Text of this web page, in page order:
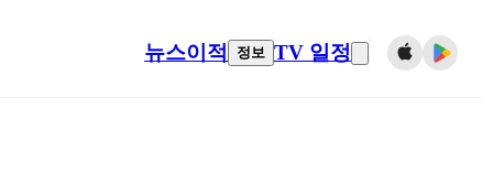
뉴스이적 정보 TV 일정